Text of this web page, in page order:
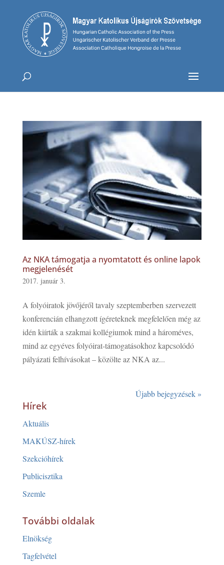
Az NKA támogatja a nyomtatott és online lapok
megjelenését
2017. január 3.
A folyóiratok jövőjéről tavaly szeptemberben szervezett
konferencián elhangzott ígéreteknek megfelelően még az
idén kiírták a szakmai kollégiumok mind a hároméves,
mind az egyéves folyóirat-támogatásokhoz kapcsolódó
pályázati felhívásokat – közölte az NKA az...
Újabb bejegyzések »
Hírek
Aktuális
MAKÚSZ-hírek
Szekcióhírek
Publicisztika
Szemle
További oldalak
Elnökség
Tagfelvétel